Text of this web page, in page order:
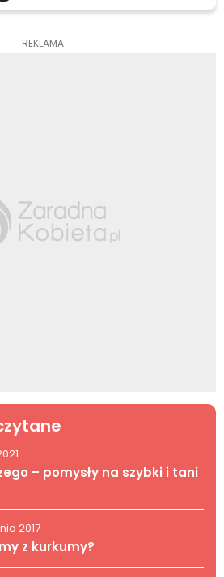
REKLAMA
– pomysły na szybki i tani
2017
z kurkumy?